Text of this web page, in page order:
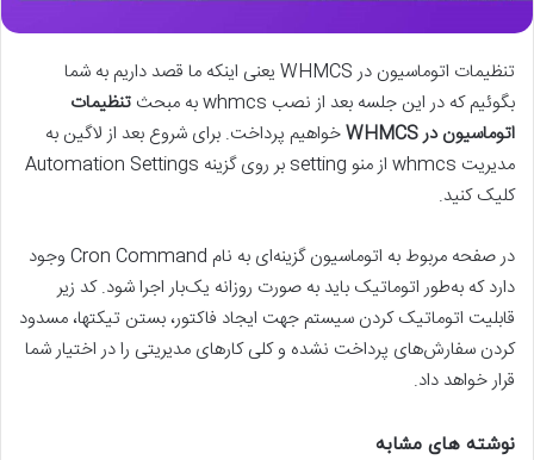
تنظیمات اتوماسیون در WHMCS یعنی اینکه ما قصد داریم به شما
بگوئیم که در این جلسه بعد از نصب whmcs به مبحث
تنظیمات
اتوماسیون در WHMCS
خواهیم پرداخت. برای شروع بعد از لاگین به
مدیریت whmcs از منو setting بر روی گزینه Automation Settings
کلیک کنید.
در صفحه مربوط به اتوماسیون گزینه‌ای به نام Cron Command وجود
دارد که به‌طور اتوماتیک باید به صورت روزانه یک‌بار اجرا شود. کد زیر
قابلیت اتوماتیک کردن سیستم جهت ایجاد فاکتور، بستن تیکتها، مسدود
کردن سفارش‌های پرداخت نشده و کلی کارهای مدیریتی را در اختیار شما
قرار خواهد داد.
نوشته های مشابه